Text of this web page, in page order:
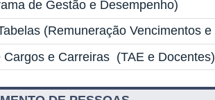
de Gestão e Desempenho)
(Remuneração Vencimentos
Cargos e Carreiras (TAE e Docentes)